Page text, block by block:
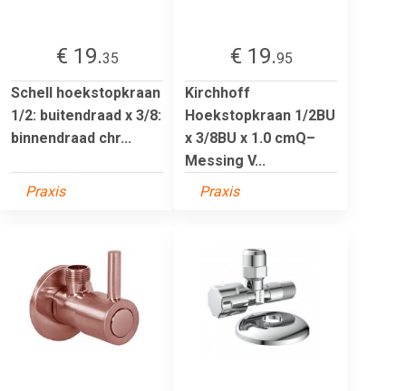
€ 19.35
Schell hoekstopkraan
1/2: buitendraad x 3/8:
binnendraad chr...
Praxis
€ 19.95
Kirchhoff
Hoekstopkraan 1/2BU
x 3/8BU x 1.0 cmQ–
Messing V...
Praxis